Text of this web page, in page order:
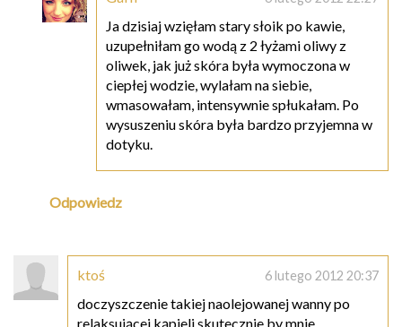
Ja dzisiaj wzięłam stary słoik po kawie,
uzupełniłam go wodą z 2 łyżami oliwy z
oliwek, jak już skóra była wymoczona w
ciepłej wodzie, wylałam na siebie,
wmasowałam, intensywnie spłukałam. Po
wysuszeniu skóra była bardzo przyjemna w
dotyku.
Odpowiedz
ktoś 6 lutego 2012 20:37
doczyszczenie takiej naolejowanej wanny po
relaksującej kąpieli skutecznie by mnie